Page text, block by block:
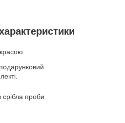
срібла проби